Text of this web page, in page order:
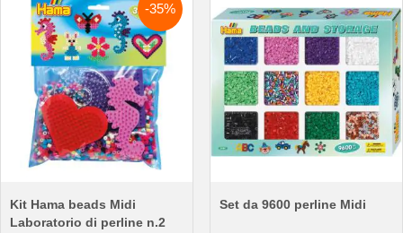
-35%
Kit Hama beads Midi
Laboratorio di perline n.2
Set da 9600 perline Midi